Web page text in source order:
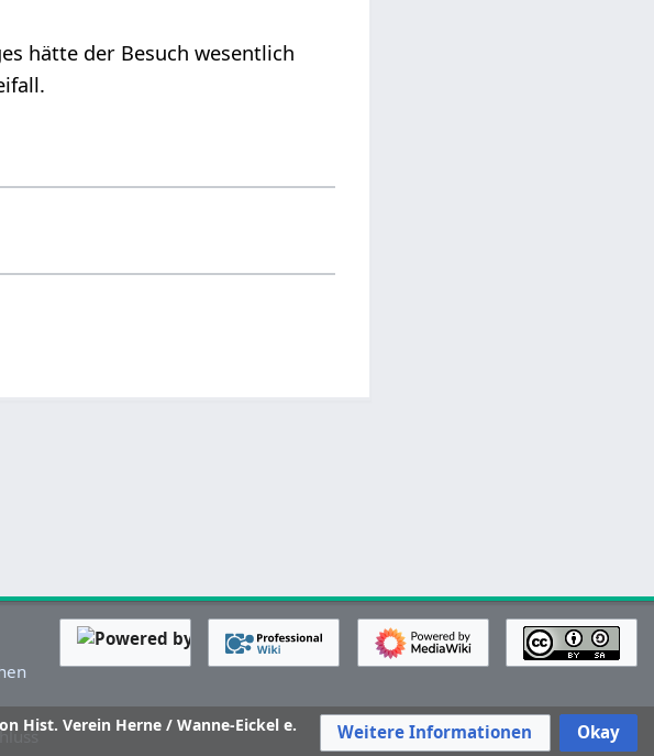
hätte der Besuch wesentlich
Hist. Verein Herne / Wanne-Eickel e.
Weitere Informationen Okay